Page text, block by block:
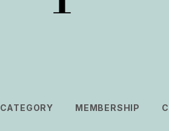
CATEGORY MEMBERSHIP